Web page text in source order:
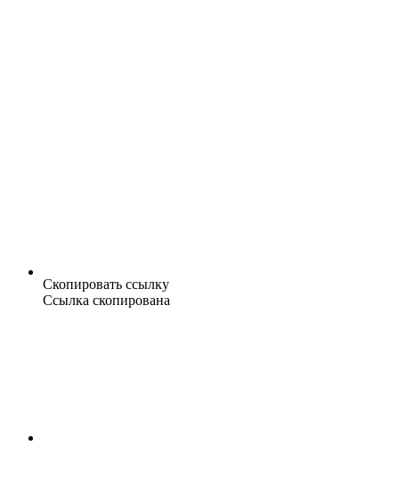
Скопировать ссылку
Ссылка скопирована